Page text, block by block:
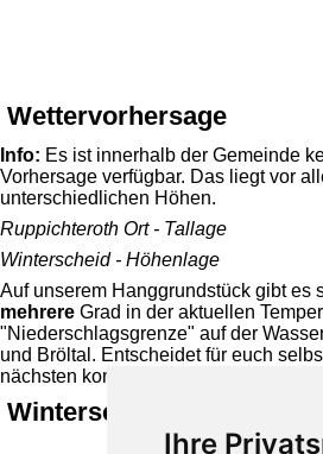
Ihre
Wettervorhersage
Info: Es ist innerhalb der Gemeinde
Vorhersage verfügbar. Das liegt vor
unterschiedlichen Höhen.
Ruppichteroth Ort - Tallage
Winterscheid - Höhenlage
Auf unserem Hanggrundstück gibt es
mehrere Grad in der aktuellen
"Niederschlagsgrenze" auf der
und Bröltal. Entscheidet für euch
nächsten kommt.
Winterscheid 214 m ü.